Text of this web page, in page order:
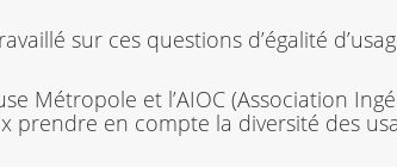
sur ces questions d’égalité
Métropole et l’AIOC (Association
prendre en compte la diversité des